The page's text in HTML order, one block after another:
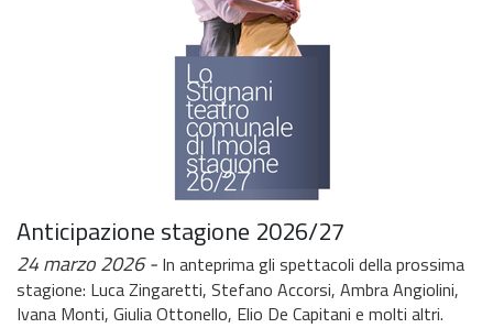
Anticipazione stagione 2026/27
24 marzo 2026
In anteprima gli spettacoli della prossima
stagione: Luca Zingaretti, Stefano Accorsi, Ambra Angiolini,
Ivana Monti, Giulia Ottonello, Elio De Capitani e molti altri.